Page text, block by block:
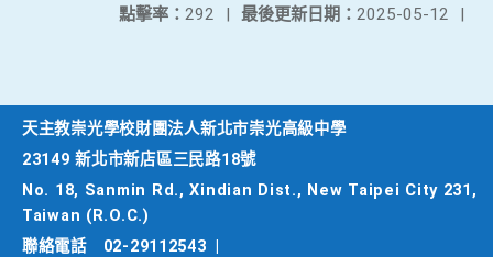
最後更新日期： 2025-05-12 |
點擊率： 292 |
天主教崇光學校財團法人新北市崇光高級中學
23149 新北市新店區三民路18號
No. 18, Sanmin Rd., Xindian Dist., New Taipei City 231,
Taiwan (R.O.C.)
聯絡電話
02-29112543